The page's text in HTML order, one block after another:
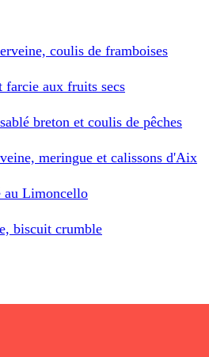
coulis de framboises
farcie aux fruits secs
breton et coulis de pêches
meringue et calissons d'Aix
au Limoncello
biscuit crumble